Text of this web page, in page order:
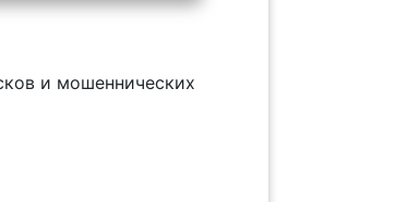
и мошеннических